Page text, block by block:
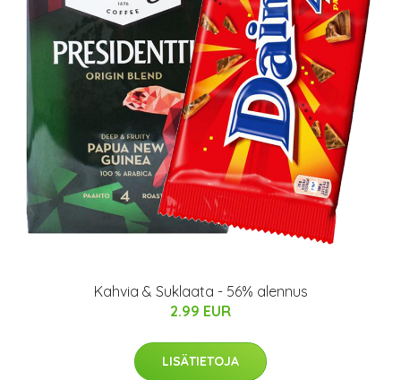
Kahvia & Suklaata - 56% alennus
2.99 EUR
LISÄTIETOJA